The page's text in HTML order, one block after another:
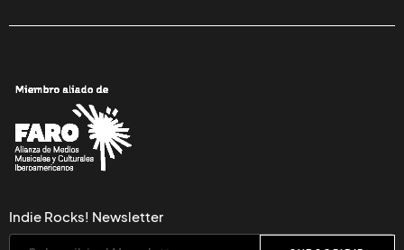
Indie Rocks! Newsletter